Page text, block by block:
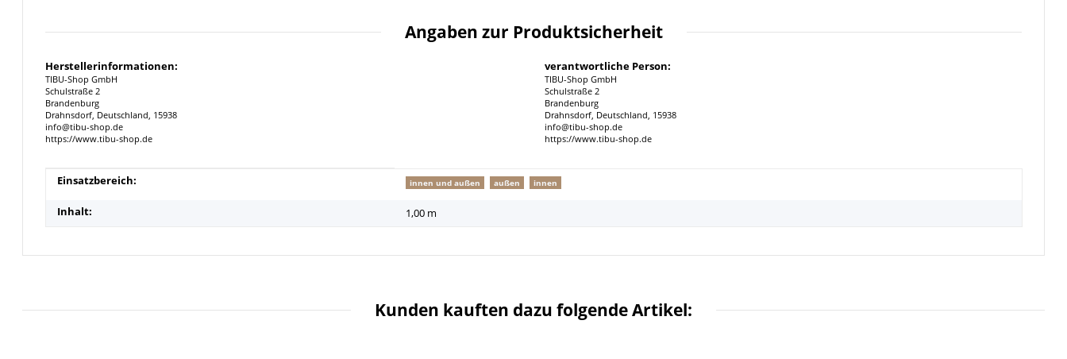
Angaben zur Produktsicherheit
Herstellerinformationen:
TIBU-Shop GmbH
Schulstraße 2
Brandenburg
Drahnsdorf, Deutschland, 15938
info@tibu-shop.de
https://www.tibu-shop.de
verantwortliche Person:
TIBU-Shop GmbH
Schulstraße 2
Brandenburg
Drahnsdorf, Deutschland, 15938
info@tibu-shop.de
https://www.tibu-shop.de
Produkteigenschaft
Wert
Einsatzbereich: innen und außen außen innen
Inhalt: 1,00 m
Kunden kauften dazu folgende Artikel: